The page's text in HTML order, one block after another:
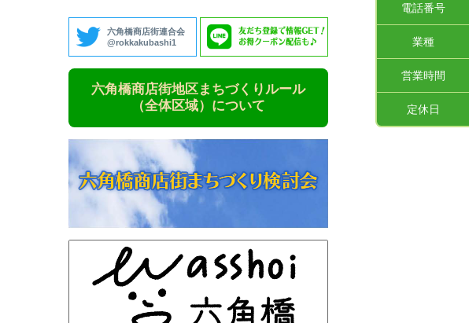
電話番号
業種
営業時間
定休日
六角橋商店街連合会
@rokkakubashi1
友だち登録で情報GET！
お得クーポン配信も♪
六角橋商店街地区まちづくりルール
（全体区域）について